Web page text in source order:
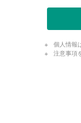
個人情報
注意事項